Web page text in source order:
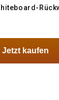
Jetzt kaufen